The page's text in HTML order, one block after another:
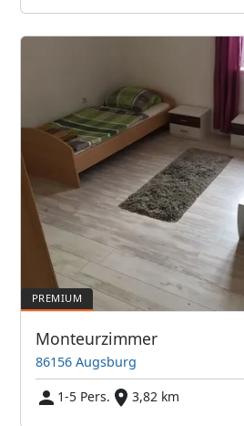
Monteurzimmer
86156 Augsburg
1-5 Pers.
3,82 km